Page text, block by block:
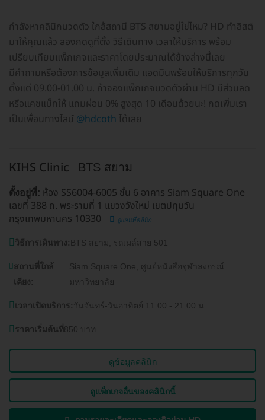
กำลังหาคลินิกนวดตัว ใกล้สถานี BTS สยามอยู่ใช่ไหม? HD ทำลิสต์
มาให้คุณแล้ว ลองกดดูที่ตั้ง วิธีเดินทาง เวลาให้บริการ พร้อม
เปรียบเทียบแพ็กเกจและราคาโดยประมาณได้ข้างล่างนี้เลย
มีคำถามหรือต้องการข้อมูลเพิ่มเติม แอดมินพร้อมให้บริการทุกวัน
ตั้งแต่ 09.00-01.00 น. ถ้าจองแพ็กเกจนวดตัวผ่าน HD มีส่วนลด
หรือแคชแบ็กให้ แถมผ่อน 0% สูงสุด 10 เดือนด้วยนะ! กดเพิ่มเรา
เป็นเพื่อนทางไลน์ @hdcoth ได้เลย
KIHS Clinic BTS สยาม
ตั้งอยู่ที่: ห้อง SS6004-6005 ชั้น 6 อาคาร Siam Square One
เลขที่ 388 ถ. พระรามที่ 1 แขวงวังใหม่ เขตปทุมวัน
กรุงเทพมหานคร 10330
ดูแผนที่คลินิก
วิธีการเดินทาง: BTS สยาม, รถเมล์สาย 501
สถานที่ใกล้
เคียง:
Siam Square One, ศูนย์หนังสือจุฬาลงกรณ์
มหาวิทยาลัย
เวลาเปิดบริการ: วันจันทร์-วันอาทิตย์ 11.00 - 21.00 น.
ราคาเริ่มต้นที่850 บาท
ดูข้อมูลคลินิก
ดูแพ็กเกจอื่นของคลินิกนี้